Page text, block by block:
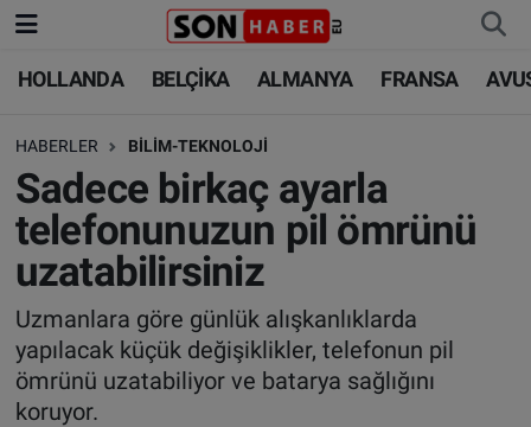
HOLLANDA BELÇİKA ALMANYA FRANSA
HABERLER BİLİM-TEKNOLOJİ
Sadece birkaç ayarla
telefonunuzun pil ömrünü
uzatabilirsiniz
Uzmanlara göre günlük alışkanlıklarda
yapılacak küçük değişiklikler, telefonun pil
ömrünü uzatabiliyor ve batarya sağlığını
koruyor.
HOLLANDA
BELÇİKA
ALMANYA
FRANSA
AVUSTURYA
SAĞLIK - YAŞAM
HOLLANDA
BELÇİKA
ALMANYA
TÜRKİYE
DÜNYA
BİLİM-TEKNOLOJİ
Nöbetçi Eczaneler
Hava Durumu
Trafik Durumu
Süper Lig Puan Durumu ve Fikstür
Tüm Manşetler
Son Dakika Haberleri